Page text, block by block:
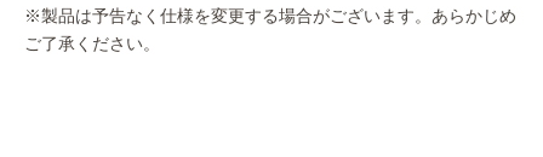
※製品は予告なく仕様を変更する場合がございます。あらかじめ
ご了承ください。